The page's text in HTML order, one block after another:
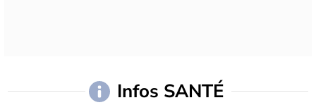
Infos SANTÉ